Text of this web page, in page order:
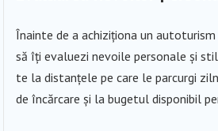
Înainte de a achiziționa un
să îți evaluezi nevoile personale și
te la distanțele pe care le parcurgi
de încărcare și la bugetul disponibil